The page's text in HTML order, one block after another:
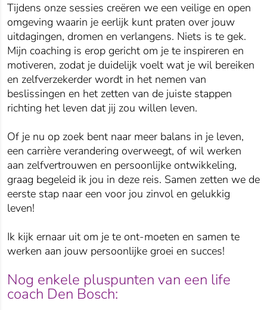
Tijdens onze sessies creëren we een veilige en open
omgeving waarin je eerlijk kunt praten over jouw
uitdagingen, dromen en verlangens. Niets is te gek.
Mijn coaching is erop gericht om je te inspireren en
motiveren, zodat je duidelijk voelt wat je wil bereiken
en zelfverzekerder wordt in het nemen van
beslissingen en het zetten van de juiste stappen
richting het leven dat jij zou willen leven.
Of je nu op zoek bent naar meer balans in je leven,
een carrière verandering overweegt, of wil werken
aan zelfvertrouwen en persoonlijke ontwikkeling,
graag begeleid ik jou in deze reis. Samen zetten we de
eerste stap naar een voor jou zinvol en gelukkig
leven!
Ik kijk ernaar uit om je te ont-moeten en samen te
werken aan jouw persoonlijke groei en succes!
Nog enkele pluspunten van een life
coach Den Bosch: